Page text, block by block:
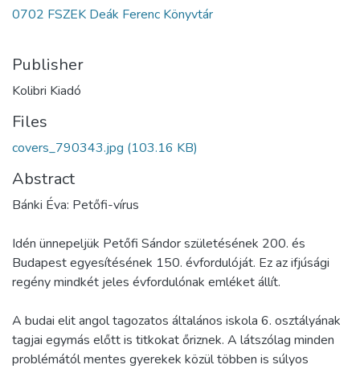
0702 FSZEK Deák Ferenc Könyvtár
Publisher
Kolibri Kiadó
Files
covers_790343.jpg (103.16 KB)
Abstract
Bánki Éva: Petőfi-vírus
Idén ünnepeljük Petőfi Sándor születésének 200. és
Budapest egyesítésének 150. évfordulóját. Ez az ifjúsági
regény mindkét jeles évfordulónak emléket állít.
A budai elit angol tagozatos általános iskola 6. osztályának
tagjai egymás előtt is titkokat őriznek. A látszólag minden
problémától mentes gyerekek közül többen is súlyos